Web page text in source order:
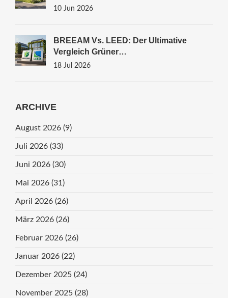
Und Rechtssicherheit
10 Jun 2026
BREEAM Vs. LEED: Der Ultimative
Vergleich Grüner
Gebäudezertifizierungen
18 Jul 2026
ARCHIVE
August 2026 (9)
Juli 2026 (33)
Juni 2026 (30)
Mai 2026 (31)
April 2026 (26)
März 2026 (26)
Februar 2026 (26)
Januar 2026 (22)
Dezember 2025 (24)
November 2025 (28)